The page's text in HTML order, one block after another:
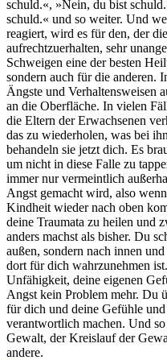
schuld.«, »Nein, du bist
schuld.« und so weiter. Und
reagiert, wird es für den, der
aufrechtzuerhalten, sehr
Schweigen eine der besten
sondern auch für die anderen.
Ängste und Verhaltensweisen
an die Oberfläche. In vielen
die Eltern der Erwachsenen
das zu wiederholen, was bei
behandeln sie jetzt dich. Es
um nicht in diese Falle zu
immer nur vermeintlich
Angst gemacht wird, also
Kindheit wieder nach oben
deine Traumata zu heilen und
anders machst als bisher. Du
außen, sondern nach innen
dort für dich wahrzunehmen
Unfähigkeit, deine eigenen
Angst kein Problem mehr. Du
für dich und deine Gefühle
verantwortlich machen. Und
Gewalt, der Kreislauf der
andere.